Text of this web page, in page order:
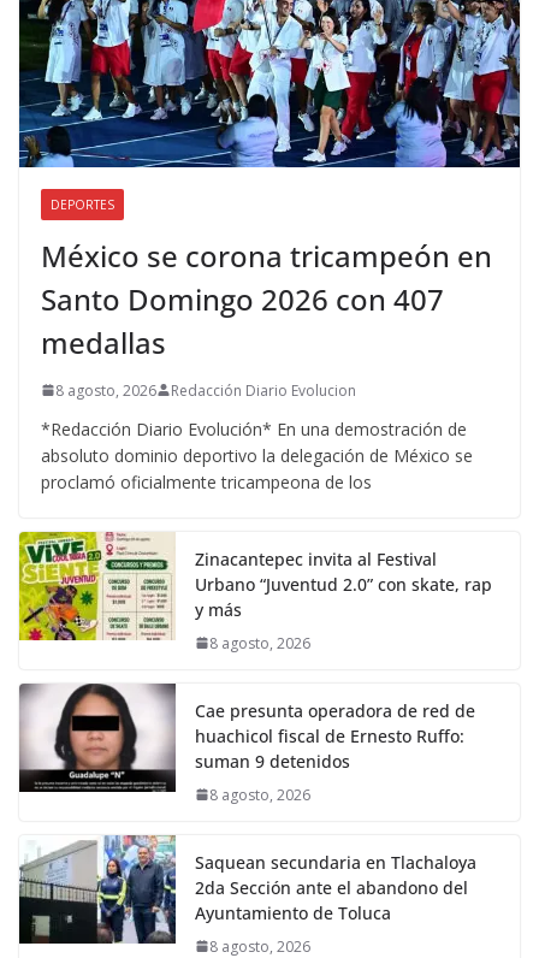
DEPORTES
México se corona tricampeón en
Santo Domingo 2026 con 407
medallas
8 agosto, 2026 Redacción Diario Evolucion
*Redacción Diario Evolución* En una demostración de
absoluto dominio deportivo la delegación de México se
proclamó oficialmente tricampeona de los
Zinacantepec invita al Festival
Urbano “Juventud 2.0” con skate, rap
y más
8 agosto, 2026
Cae presunta operadora de red de
huachicol fiscal de Ernesto Ruffo:
suman 9 detenidos
8 agosto, 2026
Saquean secundaria en Tlachaloya
2da Sección ante el abandono del
Ayuntamiento de Toluca
8 agosto, 2026